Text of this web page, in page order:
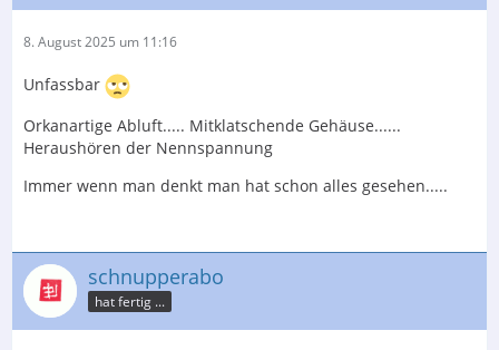
8. August 2025 um 11:16
Unfassbar
Orkanartige Abluft..... Mitklatschende Gehäuse......
Heraushören der Nennspannung
Immer wenn man denkt man hat schon alles gesehen.....
schnupperabo
hat fertig ...